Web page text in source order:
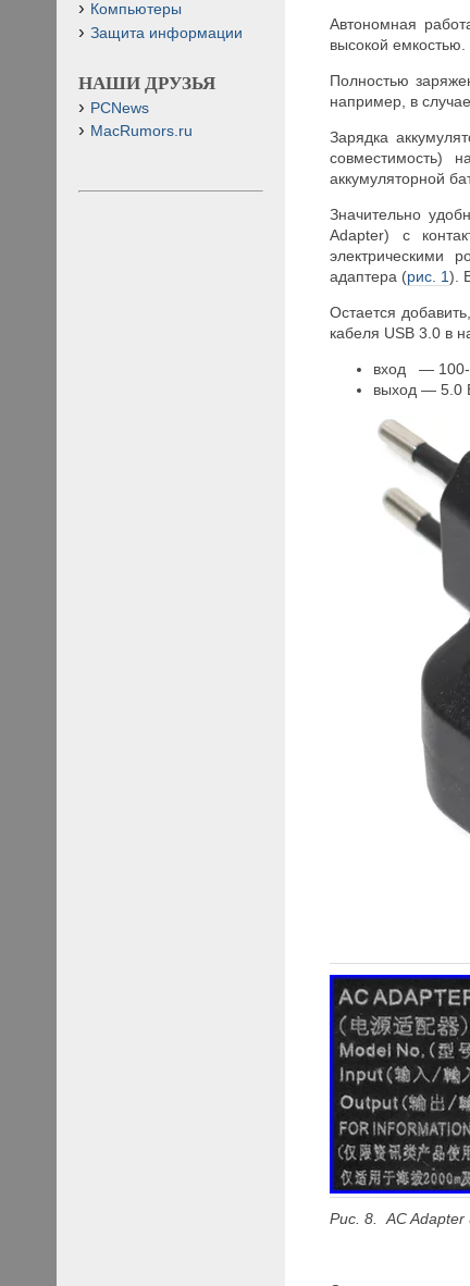
Автономная
высокой емкостью.
Полностью
например, в
Зарядка
совместимость)
аккумуляторной
Значительно
Adapter) с
электрическими
адаптера (рис. 1).
Остается
кабеля USB 3.0 в
вход — 100-
выход — 5.0
Рис. 8.AC
Компьютеры
Защита информации
НАШИ ДРУЗЬЯ
PCNews
MacRumors.ru